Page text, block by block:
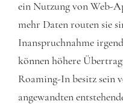
ein Nutzung von Web-
mehr Daten routen sie
Inanspruchnahme
können höhere
Roaming-In besitz sein
angewandten